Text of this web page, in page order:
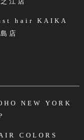
hair KAIKA
店
NEW YORK
COLORS